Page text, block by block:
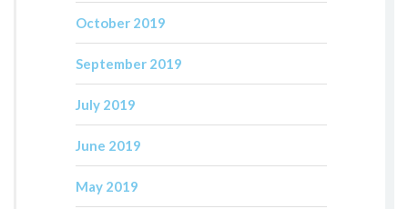
October 2019
September 2019
July 2019
June 2019
May 2019